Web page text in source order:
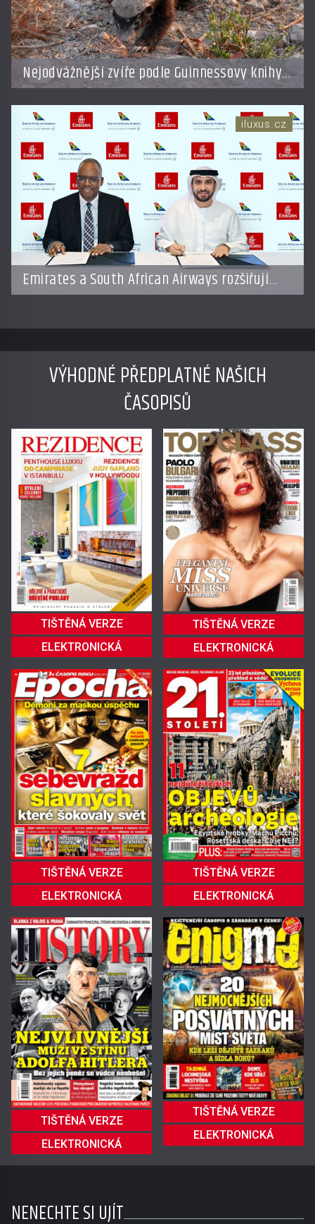
Nejodvážnější zvíře podle Guinnessovy knihy
rekordů? Šelmička s pruhem na hřbetě!
Emirates a South African Airways rozšiřují
partnerství. Cestujícím nově zpřístupní
iluxus.cz
VÝHODNÉ PŘEDPLATNÉ NAŠICH
ČASOPISŮ
TIŠTĚNÁ VERZE
ELEKTRONICKÁ
TIŠTĚNÁ VERZE
ELEKTRONICKÁ
TIŠTĚNÁ VERZE
ELEKTRONICKÁ
TIŠTĚNÁ VERZE
ELEKTRONICKÁ
TIŠTĚNÁ VERZE
ELEKTRONICKÁ
TIŠTĚNÁ VERZE
ELEKTRONICKÁ
NENECHTE SI UJÍT